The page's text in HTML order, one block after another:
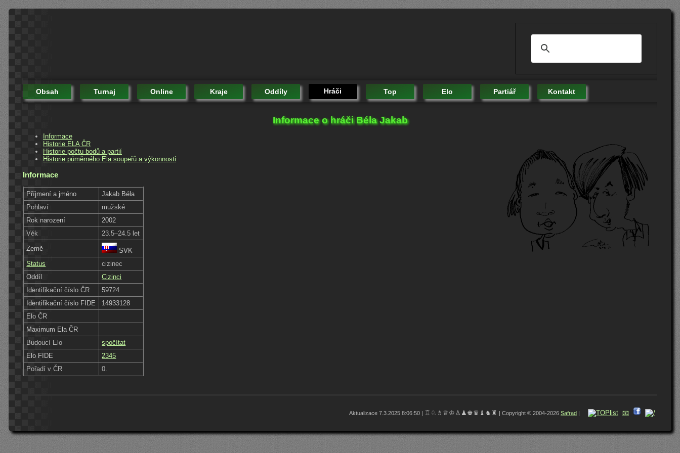
Obsah Turnaj Online Kraje Oddíly Hráči Top Elo Partiář Kontakt
Informace o hráči Béla Jakab
Informace
Historie ELA ČR
Historie počtu bodů a partií
Historie půměrného Ela soupeřů a výkonnosti
Informace
Příjmení a jméno
Jakab Béla
Pohlaví
mužské
Rok narození
2002
Věk
23.5–24.5 let
Země
SVK
Status
cizinec
Oddíl
Cizinci
Identifikační číslo ČR
59724
Identifikační číslo FIDE
14933128
Elo ČR
Maximum Ela ČR
Budoucí Elo
spočítat
Elo FIDE
2345
Pořadí v ČR
0.
Aktualizace 7.3.2025 8:06:50 | ♖♘♗♕♔♙♟♚♛♝♞♜ | Copyright © 2004-2026 Safrad | 📧